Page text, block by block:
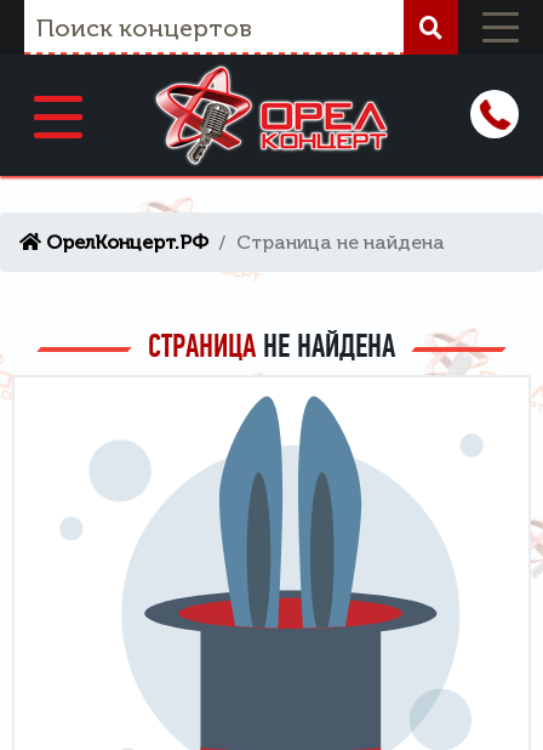
ОрелКонцерт.РФ Страница не найдена
СТРАНИЦА НЕ НАЙДЕНА